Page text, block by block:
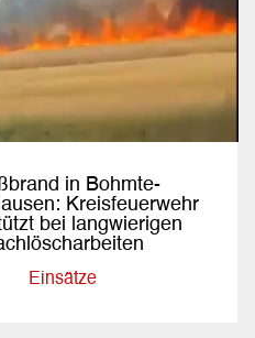
in Bohmte-
Kreisfeuerwehr
bei langwierigen
Einsätze